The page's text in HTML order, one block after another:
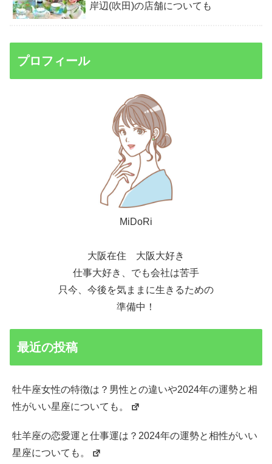
岸辺(吹田)の店舗についても
プロフィール
MiDoRi
大阪在住 大阪大好き
仕事大好き、でも会社は苦手
只今、今後を気ままに生きるための
準備中！
最近の投稿
牡牛座女性の特徴は？男性との違いや2024年の運勢と相
性がいい星座についても。
牡羊座の恋愛運と仕事運は？2024年の運勢と相性がいい
星座についても。